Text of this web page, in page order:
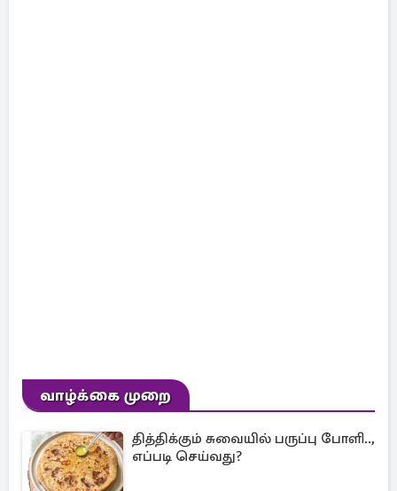
வாழ்க்கை முறை
தித்திக்கும் சுவையில் பருப்பு போளி..,
எப்படி செய்வது?